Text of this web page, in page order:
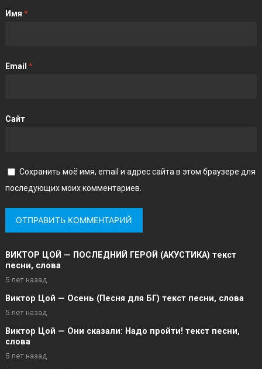
Имя *
Email *
Сайт
Сохранить моё имя, email и адрес сайта в этом браузере для
последующих моих комментариев.
ВИКТОР ЦОЙ — ПОСЛЕДНИЙ ГЕРОЙ (АКУСТИКА) текст
песни, слова
5 лет назад
Виктор Цой — Осень (Песня для БГ) текст песни, слова
5 лет назад
Виктор Цой — Они сказали: Надо пройти! текст песни,
слова
5 лет назад